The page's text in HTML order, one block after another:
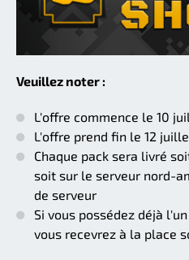
Veuillez noter :
L'offre commence le 10
L'offre prend fin le 12
Chaque pack sera livré
soit sur le serveur nord-
de serveur
Si vous possédez déjà
vous recevrez à la place